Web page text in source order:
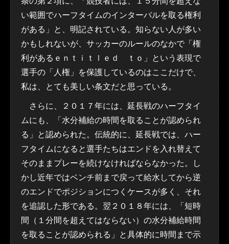
い範囲でハーフタイムのインターバルを取る権利
がある」と、明記されている。知らない人が多い
かもしれないが、サッカーのルールのなかで「権
利があるｅｎｔｉｔｌｅｄ ｔｏ」という表現で
選手の「人権」を保護しているのはここだけで、
私は、とても美しい条文だと思っている。
さらに、２０１７年には、延長戦のハーフタイ
ムにも、「水分補給の時間を取ることが認められ
る」と認められた。伝統的に、延長戦では、ハー
フタイムになると選手たちはエンドを入れ替えて
そのままプレーを続けなければならなかった。し
かし近年ではベンチ前まで戻って給水してから逆
のエンドでポジションにつくケースが多く、それ
を追認した形である。翌２０１８年には、「短時
間（１分間を超えてはならない）の水分補給時間
を取ることが認められる」と具体的に時間まで示